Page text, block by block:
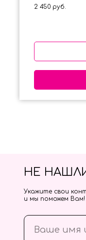
2 450 руб.
НЕ
Укажите свои
и мы поможем Вам!